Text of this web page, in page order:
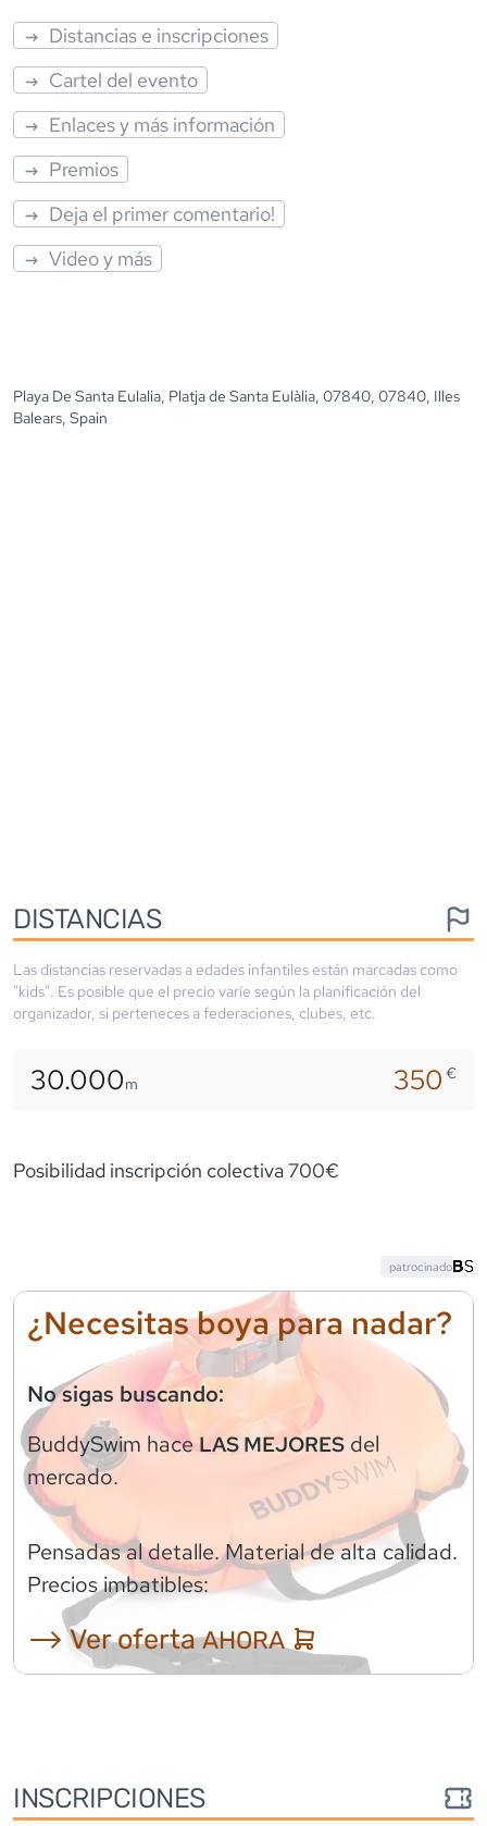
Distancias e inscripciones
Cartel del evento
Enlaces y más información
Premios
Deja el primer comentario!
Video y más
Playa De Santa Eulalia, Platja de Santa Eulàlia, 07840, 07840, Illes
Balears, Spain
DISTANCIAS
Las distancias reservadas a edades infantiles están marcadas como
"kids". Es posible que el precio varíe según la planificación del
organizador, si perteneces a federaciones, clubes, etc.
30.000m 350€
Posibilidad inscripción colectiva 700€
¿Necesitas boya para nadar?
No sigas buscando:
BuddySwim haceLAS MEJORES del
mercado.
Pensadas al detalle. Material de alta calidad.
Precios imbatibles:
⟶ Ver ofertaAHORA
patrocinado
INSCRIPCIONES